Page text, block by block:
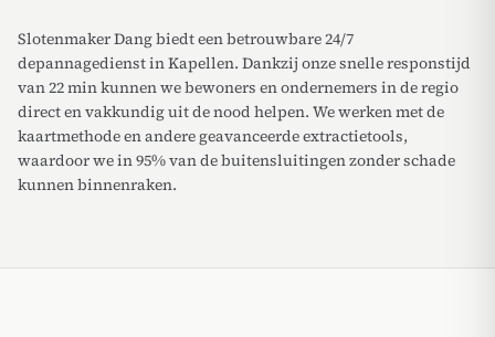
Slotenmaker Dang biedt een betrouwbare 24/7
depannagedienst in Kapellen. Dankzij onze snelle responstijd
van 22 min kunnen we bewoners en ondernemers in de regio
direct en vakkundig uit de nood helpen. We werken met de
kaartmethode en andere geavanceerde extractietools,
waardoor we in 95% van de buitensluitingen zonder schade
kunnen binnenraken.